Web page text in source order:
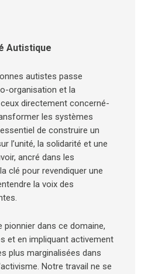
Autistique
autistes passe
organisation et la
directement concerné-
les systèmes
de construire un
l’unité, la solidarité et une
ancré dans les
clé pour revendiquer une
la voix des
pionnier dans ce domaine,
et en impliquant activement
plus marginalisées dans
Notre travail ne se